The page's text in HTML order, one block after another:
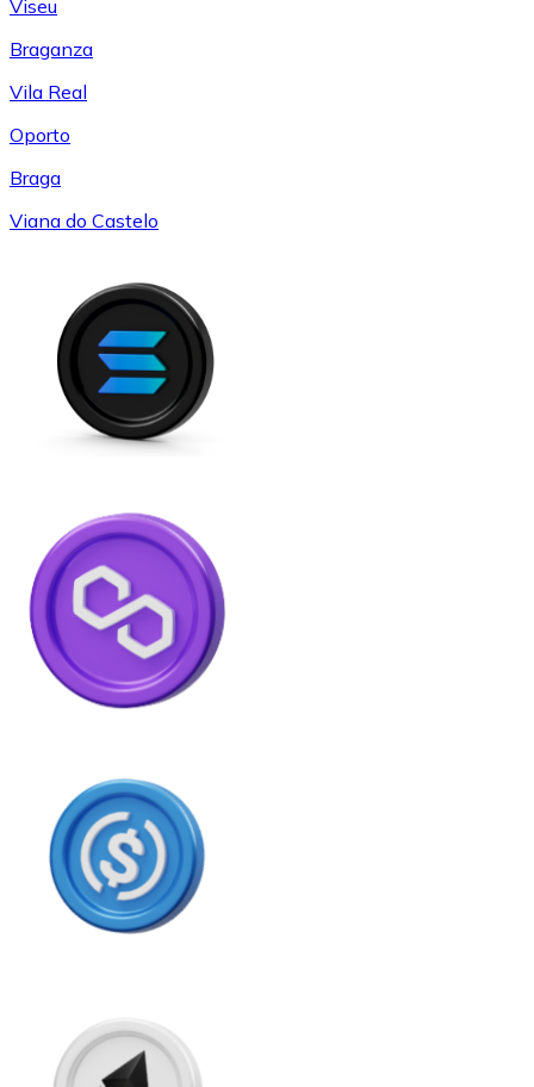
Viseu
Braganza
Vila Real
Oporto
Braga
Viana do Castelo